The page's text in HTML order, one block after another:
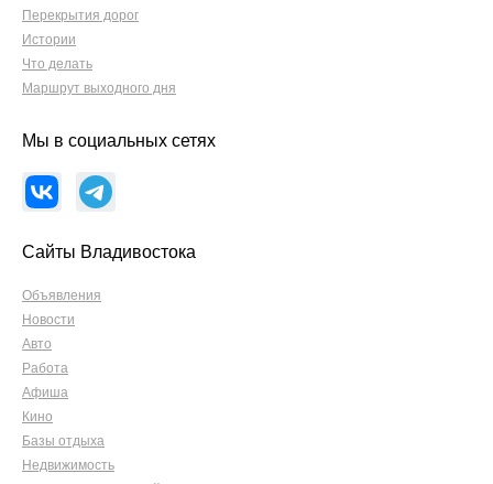
Перекрытия дорог
Истории
Что делать
Маршрут выходного дня
Мы в социальных сетях
Сайты Владивостока
Объявления
Новости
Авто
Работа
Афиша
Кино
Базы отдыха
Недвижимость